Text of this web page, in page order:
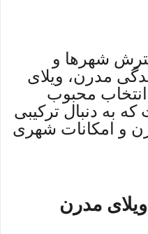
شهرها و
مدرن، ویلای
محبوب
به دنبال ترکیبی
و امکانات شهری
مدرن